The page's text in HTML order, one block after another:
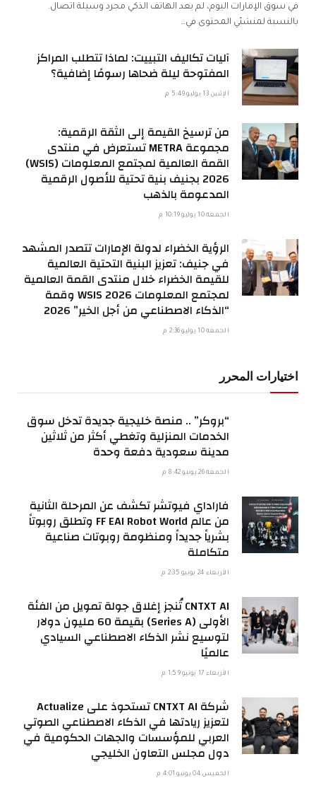
في سوق الإمارات اليوم، لم يعد الهاتف الذكي مجرد وسيلة اتصال.
بالنسبة لمنشئي المحتوى في…
آليات تكاليف التبييت: لماذا تتطلب المراكز
المفتوحة ليلة ضحاها رسومًا إضافية؟
الإثنين 13 يوليو 5:49 م
من ترسيخ القيمة إلى الثقة الرقمية:
مجموعة METRA تستعرض في منتدى
القمة العالمية لمجتمع المعلومات (WSIS)
2026 بجنيف بنية تحتية للأصول الرقمية
المدعومة بالذهب
الجمعة 10 يوليو 10:19 م
الرؤية الخضراء لدولة الإمارات تتصدر المشهد
في جنيف: تعزيز البنية التحتية العالمية
للقيمة الخضراء خلال منتدى القمة العالمية
لمجتمع المعلومات WSIS 2026 وقمة
“الذكاء الاصطناعي من أجل الخير” 2026
الجمعة 10 يوليو 2:36 م
اختيارات المحرر
“بروكر” .. منصة خليجية جديدة تدخل سوق
الخدمات المنزلية وتغطي أكثر من ثلاثين
مدينة سعودية دفعة وحدة
الجمعة 26 يونيو 8:42 م
فاراداي فيوتشر تكشف عن المرحلة الثانية
من عالم FF EAI Robot World وتطلق روبوتاً
بشرياً جديداً ومنظومة روبوتات صناعية
متكاملة
الأربعاء 24 يونيو 2:35 م
CNTXT AI تُنجز إغلاق جولة تمويل من الفئة
الأولى (Series A) بقيمة 60 مليون دولار
لتوسيع نشر الذكاء الاصطناعي السيادي
عالميًا
الأربعاء 17 يونيو 1:59 م
شركة CNTXT AI تستحوذ على Actualize
لتعزيز ريادتها في الذكاء الاصطناعي الصوتي
العربي للمؤسسات والجهات الحكومية في
دول مجلس التعاون الخليجي
الخميس 04 يونيو 4:01 م